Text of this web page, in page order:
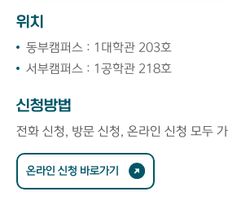
위치
동부캠퍼스 : 1대학관 203호
서부캠퍼스 : 1공학관 218호
신청방법
전화 신청, 방문 신청, 온라인 신청 모두
온라인 신청 바로가기